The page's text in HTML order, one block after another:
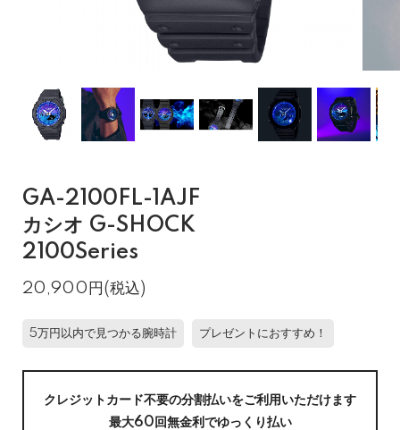
GA-2100FL-1AJF
カシオ G-SHOCK
2100Series
20,900円(税込)
5万円以内で見つかる腕時計 プレゼントにおすすめ！
クレジットカード不要の分割払いをご利用いただけます
最大60回無金利でゆっくり払い